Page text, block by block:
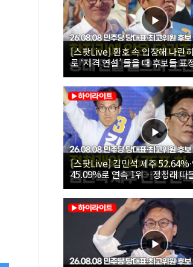
[스팟Live] 환호 속 입장해 나란
로 ‘저격 연설’ 들을 때 후보들 표
26.08.08 더불어민주당 당대표·
보 인천 합동연설회
[스팟Live] 김민석 제주
45.09%로 연속 1위…정청래 따
26.08.08 더불어민주당 당대표·최
보 인천 합동연설회